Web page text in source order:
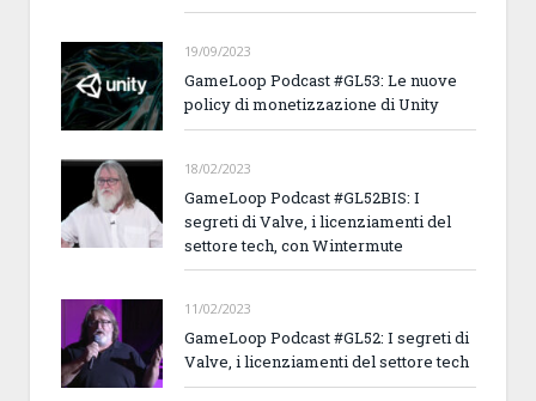
19/09/2023
GameLoop Podcast #GL53: Le nuove
policy di monetizzazione di Unity
18/02/2023
GameLoop Podcast #GL52BIS: I
segreti di Valve, i licenziamenti del
settore tech, con Wintermute
11/02/2023
GameLoop Podcast #GL52: I segreti di
Valve, i licenziamenti del settore tech